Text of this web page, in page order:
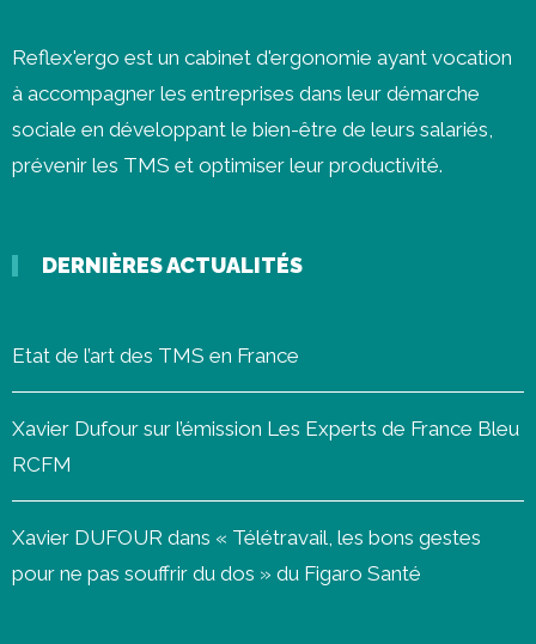
Reflex'ergo est un cabinet d'ergonomie ayant vocation
à accompagner les entreprises dans leur démarche
sociale en développant le bien-être de leurs salariés,
prévenir les TMS et optimiser leur productivité.
DERNIÈRES ACTUALITÉS
Etat de l’art des TMS en France
Xavier Dufour sur l’émission Les Experts de France Bleu
RCFM
Xavier DUFOUR dans « Télétravail, les bons gestes
pour ne pas souffrir du dos » du Figaro Santé